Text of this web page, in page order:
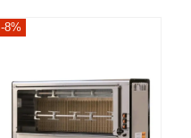
-8%